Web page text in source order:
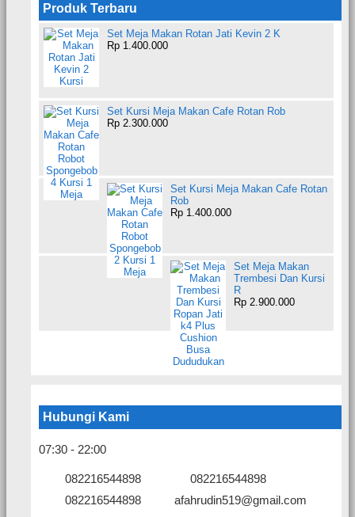
Produk Terbaru
Set Meja Makan Rotan Jati Kevin 2 K
Rp 1.400.000
Set Kursi Meja Makan Cafe Rotan Rob
Rp 2.300.000
Set Kursi Meja Makan Cafe Rotan
Rob
Rp 1.400.000
Set Meja Makan
Trembesi Dan Kursi
R
Rp 2.900.000
Hubungi Kami
07:30 - 22:00
082216544898
082216544898
082216544898
afahrudin519@gmail.com